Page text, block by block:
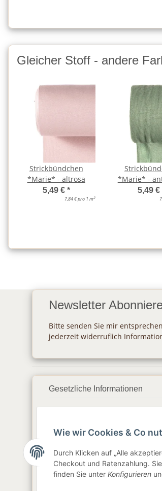
Gleicher Stoff - andere
Strickbündchen
*Marie* - altrosa
5,49 € *
7,84 € pro 1 m2
*Marie* -
5,49 €
Newsletter
Bitte senden Sie mir
jederzeit widerruflich
Gesetzliche Informationen
AGB
Sitemap
Impressum
Wie wir Cookies & Co
Durch Klicken auf „Alle
Checkout und Ratenzahlung.
finden Sie unter Konfigurieren